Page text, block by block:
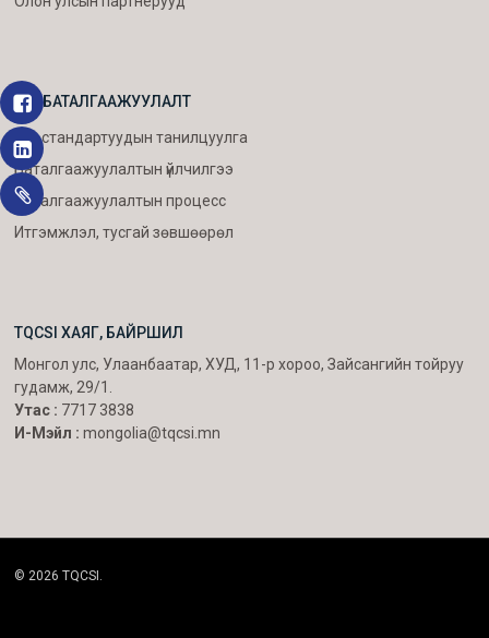
ISO БАТАЛГААЖУУЛАЛТ
ISO стандартуудын танилцуулга
Баталгаажуулалтын үйлчилгээ
Баталгаажуулалтын процесс
Итгэмжлэл, тусгай зөвшөөрөл
TQCSI ХАЯГ, БАЙРШИЛ
Монгол улс, Улаанбаатар, ХУД, 11-р хороо, Зайсангийн тойруу
гудамж, 29/1.
Утас : 7717 3838
И-Мэйл : mongolia@tqcsi.mn
© 2026 TQCSI.